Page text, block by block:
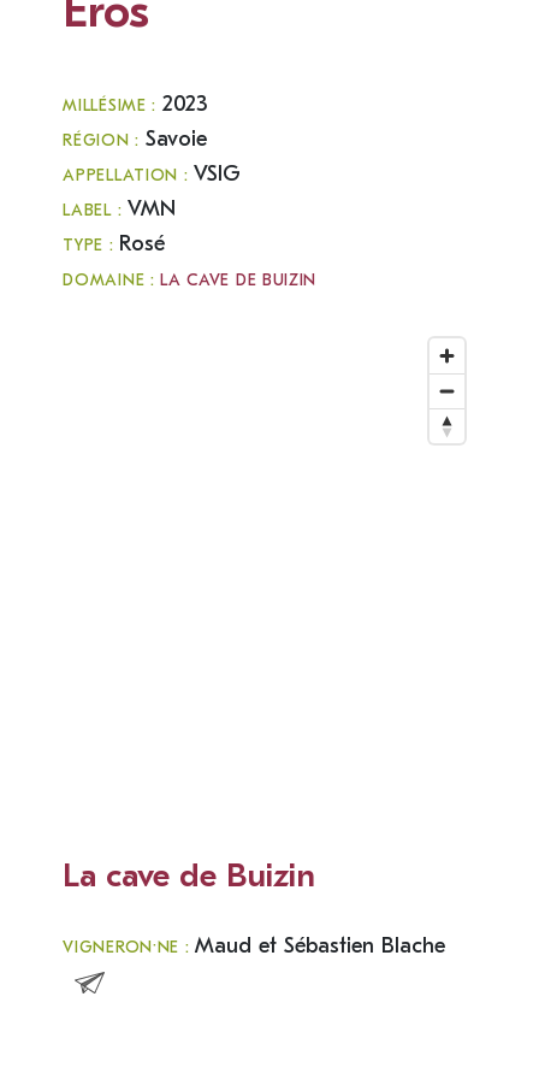
Eros
MILLÉSIME : 2023
RÉGION : Savoie
APPELLATION : VSIG
LABEL : VMN
TYPE : Rosé
DOMAINE :LA CAVE DE BUIZIN
La cave de Buizin
VIGNERON·NE :Maud et Sébastien Blache